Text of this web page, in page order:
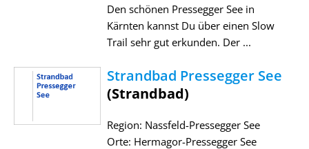
Den schönen Pressegger See in
Kärnten kannst Du über einen Slow
Trail sehr gut erkunden. Der ...
Strandbad Pressegger See
(Strandbad)
Region: Nassfeld-Pressegger See
Orte: Hermagor-Pressegger See